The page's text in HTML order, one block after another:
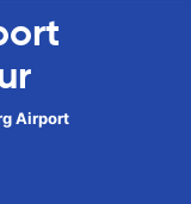
Airport